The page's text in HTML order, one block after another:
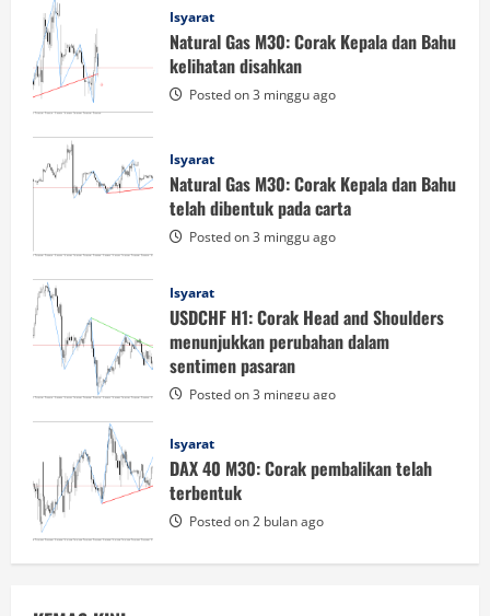
Isyarat
Natural Gas M30: Corak Kepala dan Bahu
kelihatan disahkan
Posted on 3 minggu ago
Isyarat
Natural Gas M30: Corak Kepala dan Bahu
telah dibentuk pada carta
Posted on 3 minggu ago
Isyarat
USDCHF H1: Corak Head and Shoulders
menunjukkan perubahan dalam
sentimen pasaran
Posted on 3 minggu ago
Isyarat
DAX 40 M30: Corak pembalikan telah
terbentuk
Posted on 2 bulan ago